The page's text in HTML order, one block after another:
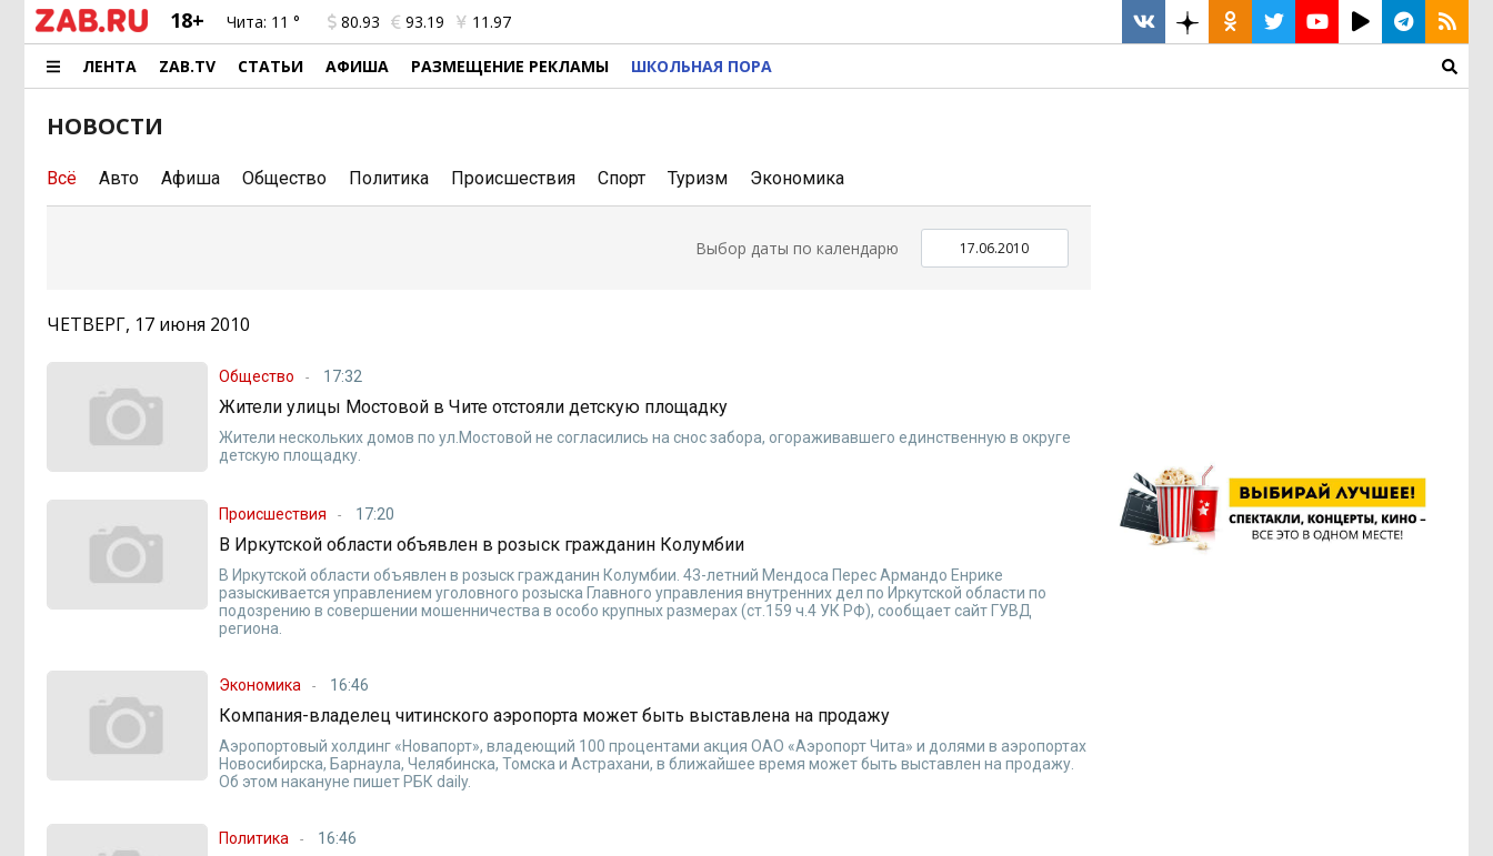
18+ Чита: 11 ° 80.93 93.19 11.97
ЛЕНТА ZAB.TV СТАТЬИ АФИША РАЗМЕЩЕНИЕ РЕКЛАМЫ ШКОЛЬНАЯ ПОРА
НОВОСТИ
Всё Авто Афиша Общество Политика Происшествия Спорт Туризм Экономика
Выбор даты по календарю
ЧЕТВЕРГ, 17 июня 2010
Общество 17:32
Жители улицы Мостовой в Чите отстояли детскую площадку
Жители нескольких домов по ул.Мостовой не согласились на снос забора, огораживавшего единственную в округе
детскую площадку.
Происшествия 17:20
В Иркутской области объявлен в розыск гражданин Колумбии
В Иркутской области объявлен в розыск гражданин Колумбии. 43-летний Мендоса Перес Армандо Енрике
разыскивается управлением уголовного розыска Главного управления внутренних дел по Иркутской области по
подозрению в совершении мошенничества в особо крупных размерах (ст.159 ч.4 УК РФ), сообщает сайт ГУВД
региона.
Экономика 16:46
Компания-владелец читинского аэропорта может быть выставлена на продажу
Аэропортовый холдинг «Новапорт», владеющий 100 процентами акция ОАО «Аэропорт Чита» и долями в аэропортах
Новосибирска, Барнаула, Челябинска, Томска и Астрахани, в ближайшее время может быть выставлен на продажу.
Об этом накануне пишет РБК daily.
Политика 16:46